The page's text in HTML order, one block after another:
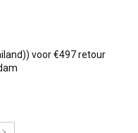
voor €497 retour